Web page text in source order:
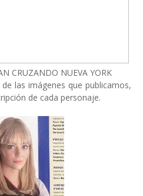
CRUZANDO NUEVA YORK
las imágenes que publicamos,
de cada personaje.